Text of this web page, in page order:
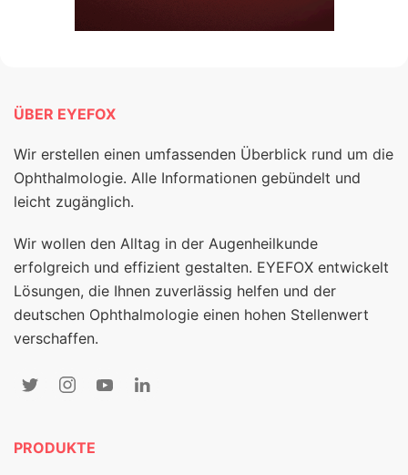
ÜBER EYEFOX
Wir erstellen einen umfassenden Überblick rund um die
Ophthalmologie. Alle Informationen gebündelt und
leicht zugänglich.
Wir wollen den Alltag in der Augenheilkunde
erfolgreich und effizient gestalten. EYEFOX entwickelt
Lösungen, die Ihnen zuverlässig helfen und der
deutschen Ophthalmologie einen hohen Stellenwert
verschaffen.
PRODUKTE